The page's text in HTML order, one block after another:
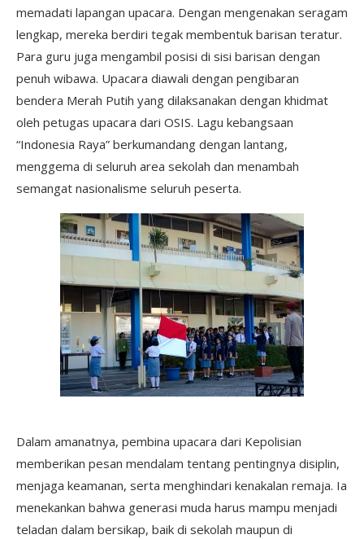
memadati lapangan upacara. Dengan mengenakan seragam
lengkap, mereka berdiri tegak membentuk barisan teratur.
Para guru juga mengambil posisi di sisi barisan dengan
penuh wibawa. Upacara diawali dengan pengibaran
bendera Merah Putih yang dilaksanakan dengan khidmat
oleh petugas upacara dari OSIS. Lagu kebangsaan
“Indonesia Raya” berkumandang dengan lantang,
menggema di seluruh area sekolah dan menambah
semangat nasionalisme seluruh peserta.
Dalam amanatnya, pembina upacara dari Kepolisian
memberikan pesan mendalam tentang pentingnya disiplin,
menjaga keamanan, serta menghindari kenakalan remaja. Ia
menekankan bahwa generasi muda harus mampu menjadi
teladan dalam bersikap, baik di sekolah maupun di